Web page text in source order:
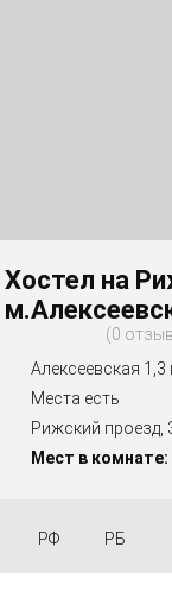
Хостел на
0
Алексеевская
Места есть
Рижский проезд,
Мест в комнате:
РФ РБ